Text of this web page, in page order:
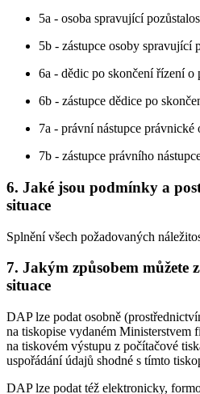
5a - osoba spravující
5b - zástupce osoby spravující
6a - dědic po skončení řízení o
6b - zástupce dědice po
7a - právní nástupce právnické
7b - zástupce právního
6. Jaké jsou podmínky a
situace
Splnění všech požadovaných
7. Jakým způsobem můžete
situace
DAP lze podat osobně
na tiskopise vydaném Ministerstvem
na tiskovém výstupu z počítačové
uspořádání údajů shodné s tímto
DAP lze podat též elektronicky,